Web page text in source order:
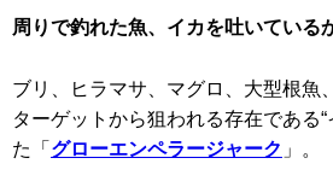
周りで釣れた魚、イカを吐いている
ブリ、ヒラマサ、マグロ、大型根
ターゲットから狙われる存在である
た「 グローエンペラージャーク 」。